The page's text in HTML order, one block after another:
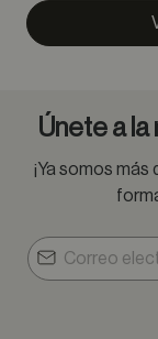
Únete a
¡Ya somos